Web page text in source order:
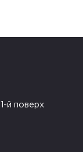
й поверх